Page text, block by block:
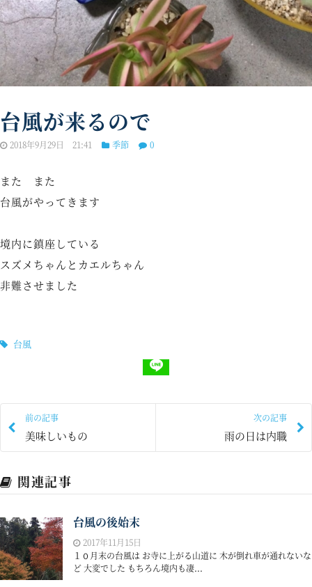
台風が来るので
2018年9月29日 21:41 季節 0
また また
台風がやってきます
境内に鎮座している
スズメちゃんとカエルちゃん
非難させました
台風
前の記事
美味しいもの
次の記事
雨の日は内職
関連記事
台風の後始末
2017年11月15日
１０月末の台風は お寺に上がる山道に 木が倒れ車が通れないな
ど 大変でした もちろん境内も凄...